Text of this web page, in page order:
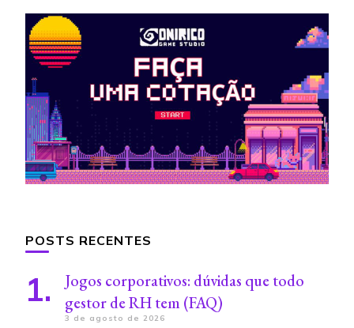
POSTS RECENTES
Jogos corporativos: dúvidas que todo
gestor de RH tem (FAQ)
3 de agosto de 2026